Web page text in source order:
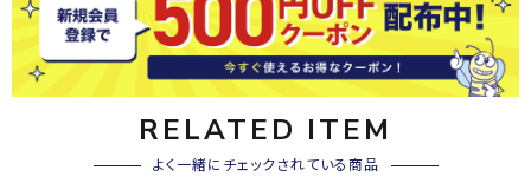
RELATED ITEM
よく一緒にチェックされている商品